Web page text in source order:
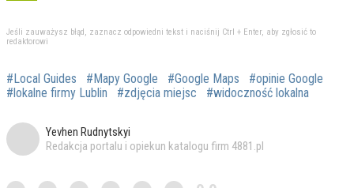
Jeśli zauważysz błąd, zaznacz odpowiedni tekst i naciśnij Ctrl + Enter, aby zgłosić to
redaktorowi
#Local Guides #Mapy Google #Google Maps
#opinie Google
#lokalne firmy Lublin
#zdjęcia miejsc #widoczność lokalna
Yevhen Rudnytskyi
Redakcja portalu i opiekun katalogu firm 4881.pl